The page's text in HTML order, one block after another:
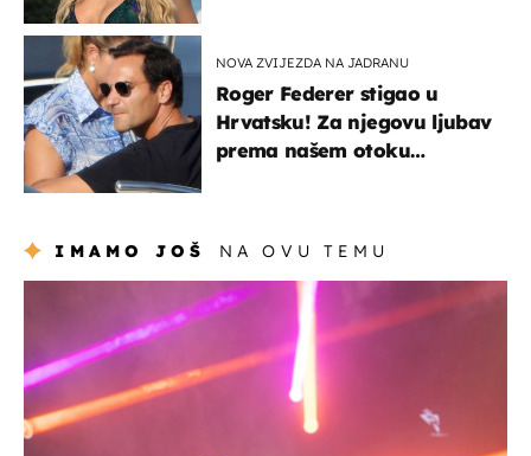
NOVA ZVIJEZDA NA JADRANU
Roger Federer stigao u
Hrvatsku! Za njegovu ljubav
prema našem otoku
IMAMO JOŠ NA OVU TEMU